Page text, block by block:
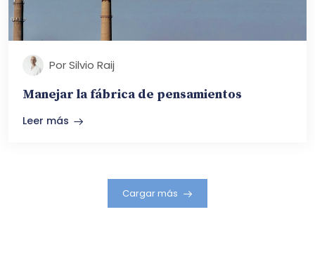
Por Silvio Raij
Manejar la fábrica de pensamientos
Leer más
Cargar más